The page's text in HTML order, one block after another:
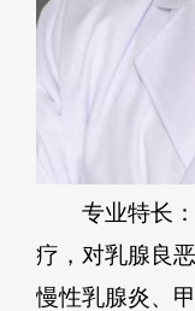
专业特长：
疗，对乳腺良
慢性乳腺炎、